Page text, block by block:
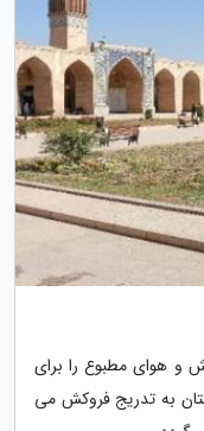
و هوای مطبوع را برای
به تدریج فروکش می